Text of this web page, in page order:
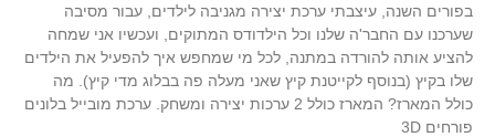
בפורים השנה, עיצבתי ערכת יצירה מגניבה לילדים, עבור מסיבה
שערכנו עם החבר'ה שלנו וכל הילדודס המתוקים, ועכשיו אני שמחה
להציע אותה להורדה במתנה, לכל מי שמחפש איך להפעיל את הילדים
שלו בקיץ (בנוסף לקייטנת קיץ שאני מעלה פה בבלוג מדי קיץ). מה
כולל המארז? המארז כולל 2 ערכות יצירה ומשחק. ערכת מובייל בלונים
פורחים 3D